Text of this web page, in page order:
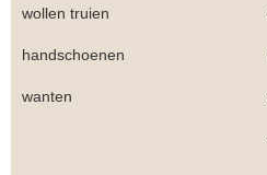
wollen truien
handschoenen
wanten